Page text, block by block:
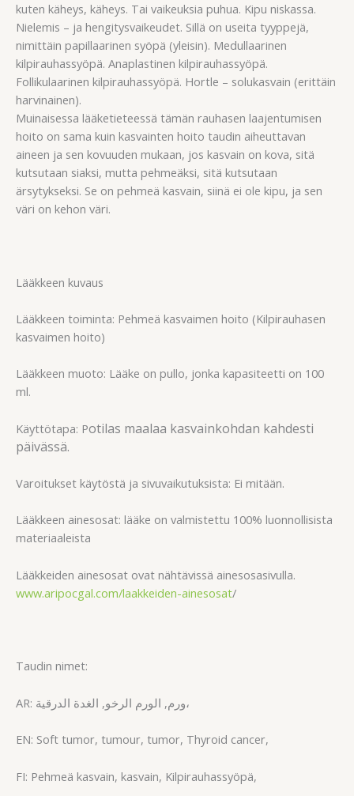
kuten käheys, käheys. Tai vaikeuksia puhua. Kipu niskassa.
Nielemis – ja hengitysvaikeudet. Sillä on useita tyyppejä,
nimittäin papillaarinen syöpä (yleisin). Medullaarinen
kilpirauhassyöpä. Anaplastinen kilpirauhassyöpä.
Follikulaarinen kilpirauhassyöpä. Hortle – solukasvain (erittäin
harvinainen).
Muinaisessa lääketieteessä tämän rauhasen laajentumisen
hoito on sama kuin kasvainten hoito taudin aiheuttavan
aineen ja sen kovuuden mukaan, jos kasvain on kova, sitä
kutsutaan siaksi, mutta pehmeäksi, sitä kutsutaan
ärsytykseksi. Se on pehmeä kasvain, siinä ei ole kipu, ja sen
väri on kehon väri.
Lääkkeen kuvaus
Lääkkeen toiminta: Pehmeä kasvaimen hoito (Kilpirauhasen
kasvaimen hoito)
Lääkkeen muoto: Lääke on pullo, jonka kapasiteetti on 100
ml.
Käyttötapa: Potilas maalaa kasvainkohdan kahdesti
päivässä.
Varoitukset käytöstä ja sivuvaikutuksista: Ei mitään.
Lääkkeen ainesosat: lääke on valmistettu 100% luonnollisista
materiaaleista
Lääkkeiden ainesosat ovat nähtävissä ainesosasivulla.
www.aripocgal.com/laakkeiden-ainesosat/
Taudin nimet:
AR: ورم, الورم الرخو, الغدة الدرقية،
EN: Soft tumor, tumour, tumor, Thyroid cancer,
FI: Pehmeä kasvain, kasvain, Kilpirauhassyöpä,